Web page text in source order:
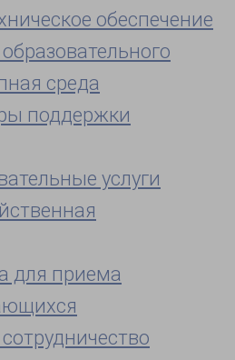
обеспечение
среда
поддержки
услуги
для приема